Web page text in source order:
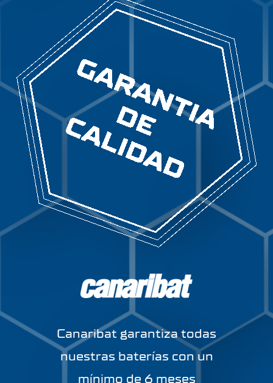
Canaribat garantiza todas
nuestras baterías con un
mínimo de 6 meses